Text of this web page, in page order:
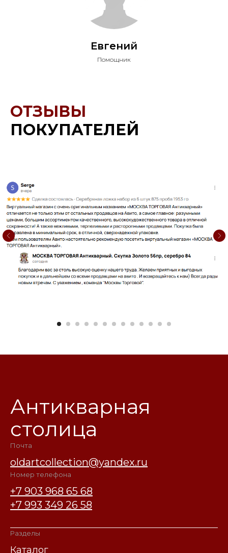
Евгений
Помощник
ОТЗЫВЫ
ПОКУПАТЕЛЕЙ
Антикварная
столица
Почта
oldartcollection@yandex.ru
Номер телефона
+7 903 968 65 68
+7 993 349 26 58
Разделы
Каталог